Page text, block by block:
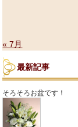
« 7月
最新記事
そろそろお盆です！